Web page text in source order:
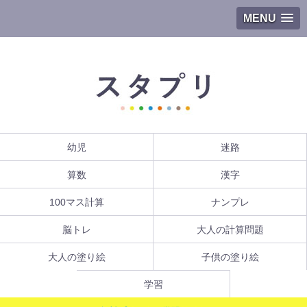
MENU
幼児 迷路
算数 漢字
100マス計算 ナンプレ
脳トレ 大人の計算問題
大人の塗り絵 子供の塗り絵
学習